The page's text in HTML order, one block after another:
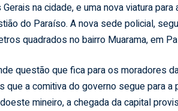
Gerais na cidade, e uma nova viatura
do Paraíso. A nova sede policial,
quadrados no bairro Muarama, em
questão que fica para os moradores
que a comitiva do governo segue para
mineiro, a chegada da capital